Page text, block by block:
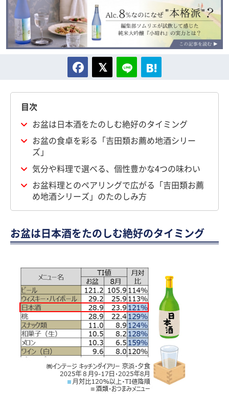
目次
お盆は日本酒をたのしむ絶好のタイミング
お盆の食卓を彩る「吉田類お薦め地酒シリー
ズ」
気分や料理で選べる、個性豊かな4つの味わい
お盆料理とのペアリングで広がる「吉田類お薦
め地酒シリーズ」のたのしみ方
お盆は日本酒をたのしむ絶好のタイミング